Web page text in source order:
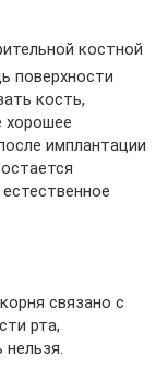
костной
поверхности
кость,
хорошее
имплантации
связано с
рта,